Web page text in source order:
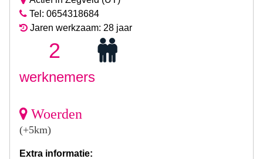
Tel: 0654318684
Jaren werkzaam: 28 jaar
2
werknemers
Woerden
(+5km)
Extra informatie: